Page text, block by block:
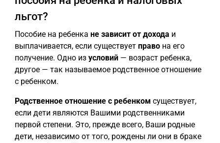
льгот?
Пособие на ребенка не зависит от дохода и
выплачивается, если существует право на его
получение. Одно из условий — возраст ребенка,
другое — так называемое родственное отношение
с ребенком.
Родственное отношение с ребенком существует,
если дети являются Вашими родственниками
первой степени. Это, прежде всего, Ваши родные
дети, независимо от того, рождены ли они в браке